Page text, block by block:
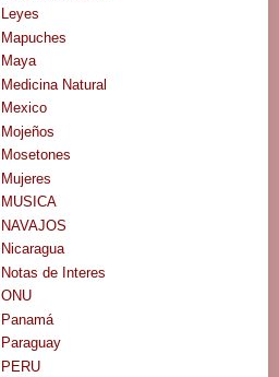
Leyes
Mapuches
Maya
Medicina Natural
Mexico
Mojeños
Mosetones
Mujeres
MUSICA
NAVAJOS
Nicaragua
Notas de Interes
ONU
Panamá
Paraguay
PERU